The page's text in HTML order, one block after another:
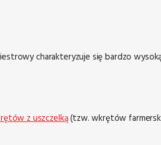
charakteryzuje się bardzo
z uszczelką(tzw. wkrętów